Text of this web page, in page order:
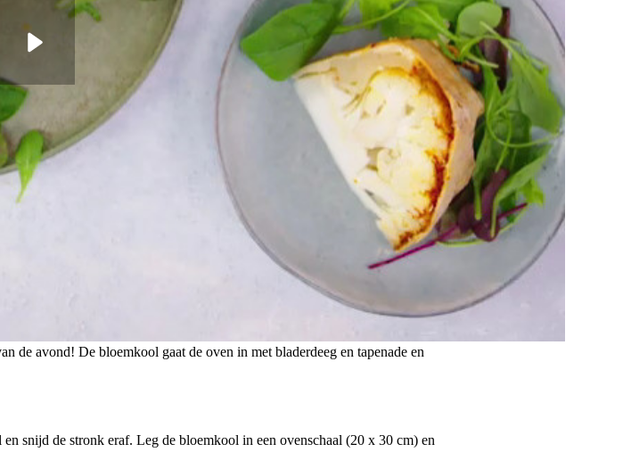
de avond! De bloemkool gaat de oven in met bladerdeeg en tapenade en
snijd de stronk eraf. Leg de bloemkool in een ovenschaal (20 x 30 cm) en